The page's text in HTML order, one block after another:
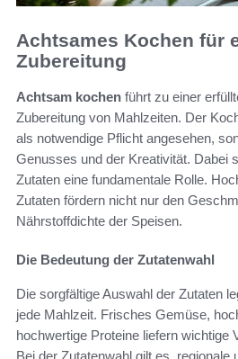
Achtsames Kochen für
Zubereitung
Achtsam kochen führt zu einer
Zubereitung von Mahlzeiten. Der
als notwendige Pflicht angesehen,
Genusses und der Kreativität. Dabei
Zutaten eine fundamentale Rolle.
Zutaten fördern nicht nur den
Nährstoffdichte der Speisen.
Die Bedeutung der Zutatenwahl
Die sorgfältige Auswahl der Zutaten
jede Mahlzeit. Frisches Gemüse,
hochwertige Proteine liefern wichtige